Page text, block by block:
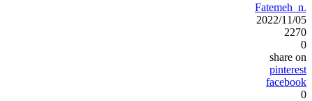
Fatemeh_m
2022/11/05
2270
0
share on
pinterest
facebook
0